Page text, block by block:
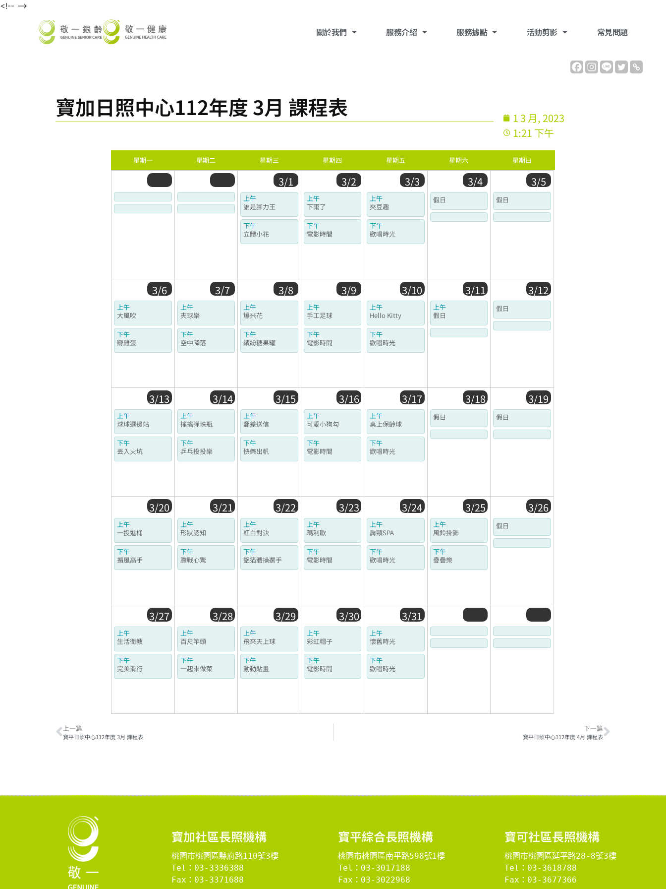
<!-- -->
關於我們 ​服務介紹 服務據點 活動剪影 常見問題
寶加日照中心112年度 3月 課程表
1 3 月, 2023
1:21 下午
星期一 星期二 星期三 星期四 星期五 星期六 星期日
3/1
上午
誰是腳力王
下午
立體小花
3/2
上午
下雨了
下午
電影時間
3/3
上午
夾豆趣
下午
歡唱時光
3/4
假日
3/5
假日
3/6
上午
大風吹
下午
孵雞蛋
3/7
上午
夾球樂
下午
空中降落
3/8
上午
爆米花
下午
繽紛糖果罐
3/9
上午
手工足球
下午
電影時間
3/10
上午
Hello Kitty
下午
歡唱時光
3/11
上午
假日
3/12
假日
3/13
上午
球球選邊站
下午
丟入火坑
3/14
上午
搖搖彈珠瓶
下午
乒乓投投樂
3/15
上午
郵差送信
下午
快樂出帆
3/16
上午
可愛小狗勾
下午
電影時間
3/17
上午
桌上保齡球
下午
歡唱時光
3/18
假日
3/19
假日
3/20
上午
一投進桶
下午
搧風高手
3/21
上午
形狀認知
下午
膽戰心驚
3/22
上午
紅白對決
下午
鋁箔體操選手
3/23
上午
瑪利歐
下午
電影時間
3/24
上午
肩頸SPA
下午
歡唱時光
3/25
上午
風鈴掛飾
下午
疊疊樂
3/26
假日
3/27
上午
生活衛教
下午
完美滑行
3/28
上午
百尺竿頭
下午
一起來做菜
3/29
上午
飛來天上球
下午
動動貼畫
3/30
上午
彩虹帽子
下午
電影時間
3/31
上午
懷舊時光
下午
歡唱時光
上一篇
寶平日照中心112年度 3月 課程表
下一篇
寶平日照中心112年度 4月 課程表
寶加社區長照機構
桃園市桃園區縣府路110號3樓
Tel：03-3336388
Fax：03-3371688
​寶平綜合長照機構​
桃園市桃園區南平路598號1樓
Tel：03-3017188
Fax：03-3022968
​寶可社區長照機構​
桃園市桃園區延平路28-8號3樓
Tel：03-3618788
Fax：03-3677366